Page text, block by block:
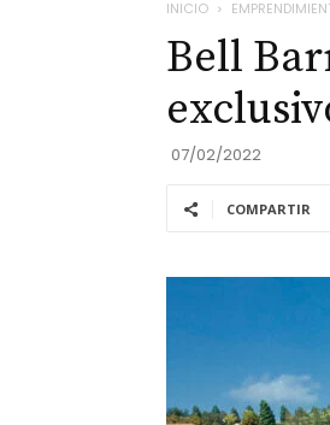
INICIO
Bell
07/02/2022
COMPARTIR